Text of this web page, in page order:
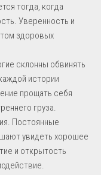
тогда, когда
Уверенность и
здоровых
склонны обвинять
истории
прощать себя
груза.
Постоянные
увидеть хорошее
и открытость